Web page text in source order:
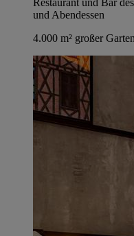
Restaurant und Bar
und Abendessen
4.000 m² großer Garten